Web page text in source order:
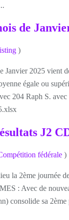
de
)
Janvier 2025 vient
égale ou
204 Raph S.
J2
fédérale )
la 2ème journée
: Avec de
consolide sa